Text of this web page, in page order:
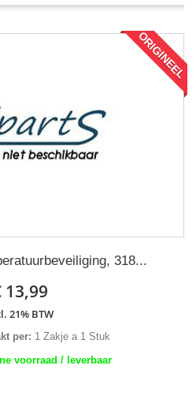
ORIGINEEL
318...
13,99
21% BTW
per: 1 Zakje a 1 Stuk
voorraad / leverbaar